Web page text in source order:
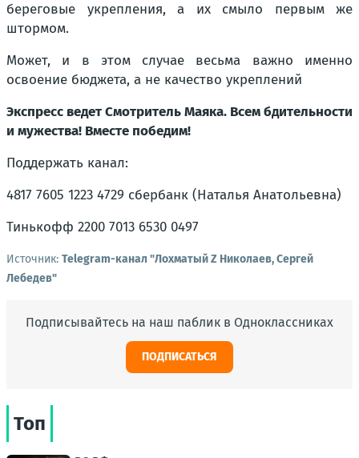
береговые укрепления, а их смыло первым же
штормом.
Может, и в этом случае весьма важно именно
освоение бюджета, а не качество укреплений
Экспресс ведет Смотритель Маяка. Всем бдительности
и мужества! Вместе победим!
Поддержать канал:
4817 7605 1223 4729 сбербанк (Наталья Анатольевна)
Тинькофф 2200 7013 6530 0497
Источник: Telegram-канал "Лохматый Z Николаев, Сергей
Лебедев"
Подписывайтесь на наш паблик в Одноклассниках
ПОДПИСАТЬСЯ
Топ